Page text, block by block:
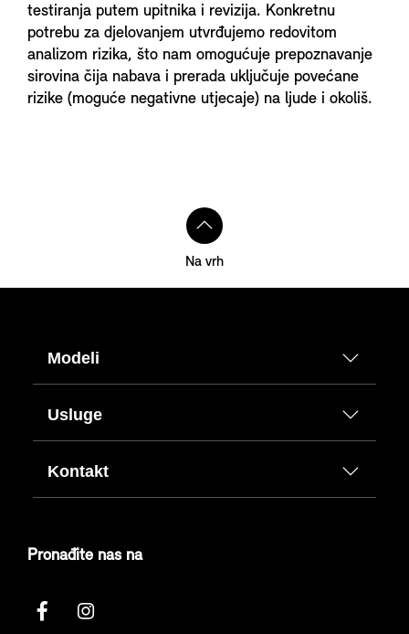
testiranja putem upitnika i revizija. Konkretnu
potrebu za djelovanjem utvrđujemo redovitom
analizom rizika, što nam omogućuje prepoznavanje
sirovina čija nabava i prerada uključuje povećane
rizike (moguće negativne utjecaje) na ljude i okoliš.
Na vrh
Modeli
Usluge
Kontakt
Pronađite nas na